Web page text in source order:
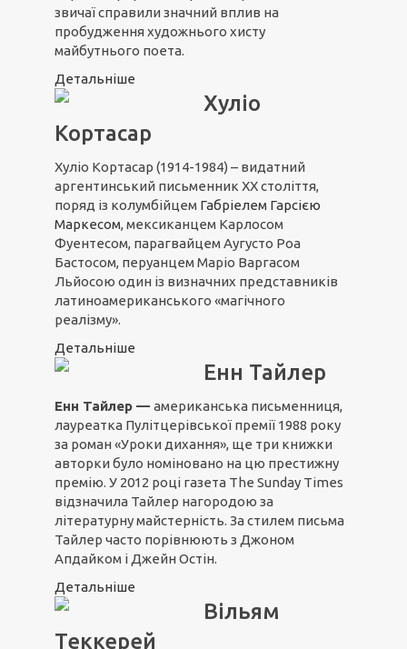
звичаї справили значний вплив на
пробудження художнього хисту
майбутнього поета.
Детальніше
Хуліо
Кортасар
Хуліо Кортасар (1914-1984) – видатний
аргентинський письменник ХХ століття,
поряд із колумбійцем Габріелем Гарсією
Маркесом, мексиканцем Карлосом
Фуентесом, парагвайцем Аугусто Роа
Бастосом, перуанцем Маріо Варгасом
Льйосою один із визначних представників
латиноамериканського «магічного
реалізму».
Детальніше
Енн Тайлер
Енн Тайлер — американська письменниця,
лауреатка Пулітцерівської премії 1988 року
за роман «Уроки дихання», ще три книжки
авторки було номіновано на цю престижну
премію. У 2012 році газета The Sunday Times
відзначила Тайлер нагородою за
літературну майстерність. За стилем письма
Тайлер часто порівнюють з Джоном
Апдайком і Джейн Остін.
Детальніше
Вільям
Теккерей